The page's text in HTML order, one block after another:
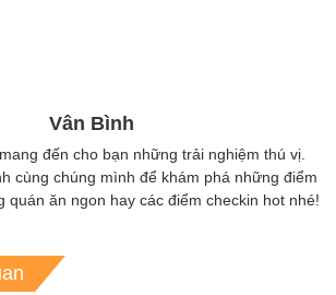
Vân Bình
đến cho bạn những trải nghiệm thú vị.
cùng chúng mình để khám phá những điểm
quán ăn ngon hay các điểm checkin hot nhé!